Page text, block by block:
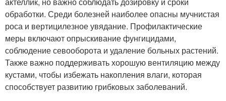
обработки. Среди болезней наиболее опасны мучнистая
роса и вертицилезное увядание. Профилактические
меры включают опрыскивание фунгицидами,
соблюдение севооборота и удаление больных растений.
Также важно поддерживать хорошую вентиляцию между
кустами, чтобы избежать накопления влаги, которая
способствует развитию грибковых заболеваний.